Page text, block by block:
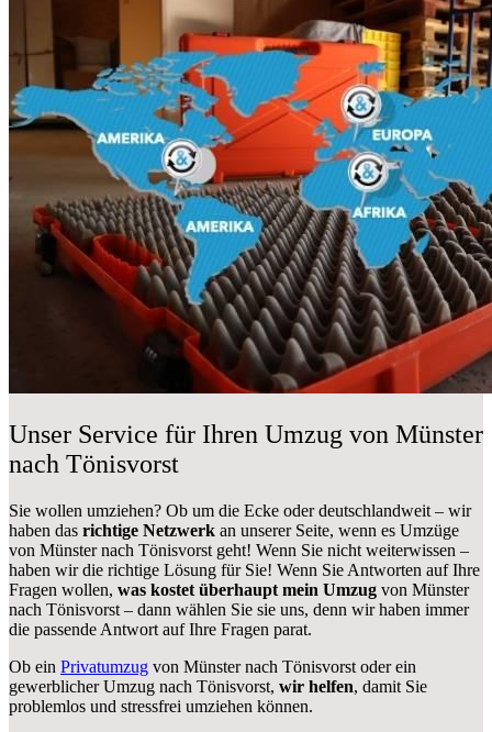
Unser Service für Ihren Umzug von Münster
nach Tönisvorst
Sie wollen umziehen? Ob um die Ecke oder deutschlandweit – wir
haben das richtige Netzwerk an unserer Seite, wenn es Umzüge
von Münster nach Tönisvorst geht! Wenn Sie nicht weiterwissen –
haben wir die richtige Lösung für Sie! Wenn Sie Antworten auf Ihre
Fragen wollen, was kostet überhaupt mein Umzug von Münster
nach Tönisvorst – dann wählen Sie sie uns, denn wir haben immer
die passende Antwort auf Ihre Fragen parat.
Ob ein Privatumzug von Münster nach Tönisvorst oder ein
gewerblicher Umzug nach Tönisvorst, wir helfen, damit Sie
problemlos und stressfrei umziehen können.